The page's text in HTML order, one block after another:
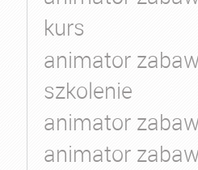
kurs
animator
szkolenie
animator
animator